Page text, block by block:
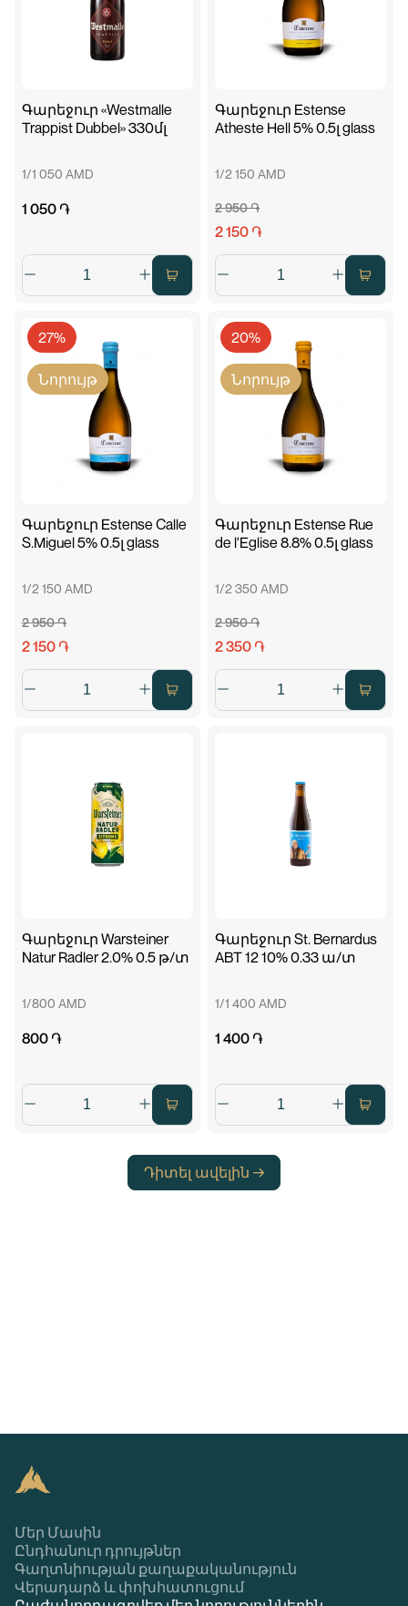
Գարեջուր «Westmalle
Trappist Dubbel» 330մլ
1/1 050 AMD
1 050 ֏
Գարեջուր Estense
Atheste Hell 5% 0.5լ glass
1/2 150 AMD
2 950 ֏
2 150 ֏
27%
Նորույթ
Գարեջուր Estense Calle
S.Miguel 5% 0.5լ glass
1/2 150 AMD
2 950 ֏
2 150 ֏
20%
Նորույթ
Գարեջուր Estense Rue
de l'Eglise 8.8% 0.5լ glass
1/2 350 AMD
2 950 ֏
2 350 ֏
Գարեջուր Warsteiner
Natur Radler 2.0% 0.5 թ/տ
1/800 AMD
800 ֏
Գարեջուր St. Bernardus
ABT 12 10% 0.33 ա/տ
1/1 400 AMD
1 400 ֏
Դիտել ավելին
Մեր Մասին
Ընդհանուր դրույթներ
Գաղտնիության քաղաքականություն
Վերադարձ և փոխհատուցում